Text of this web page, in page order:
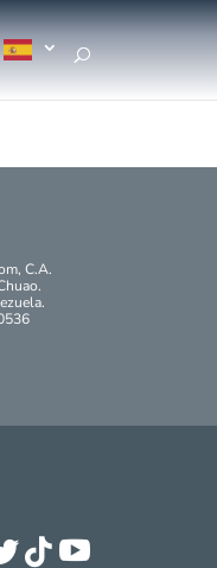
C.A.
 